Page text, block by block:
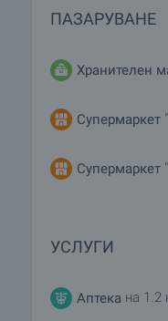
ПАЗАРУВАНЕ
Хранителен
Супермаркет
Супермаркет
УСЛУГИ
Аптека на 1.2